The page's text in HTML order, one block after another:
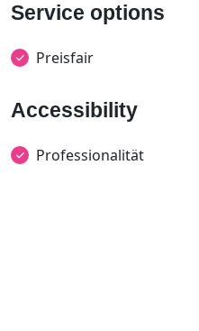
Service options
Preisfair
Accessibility
Professionalität